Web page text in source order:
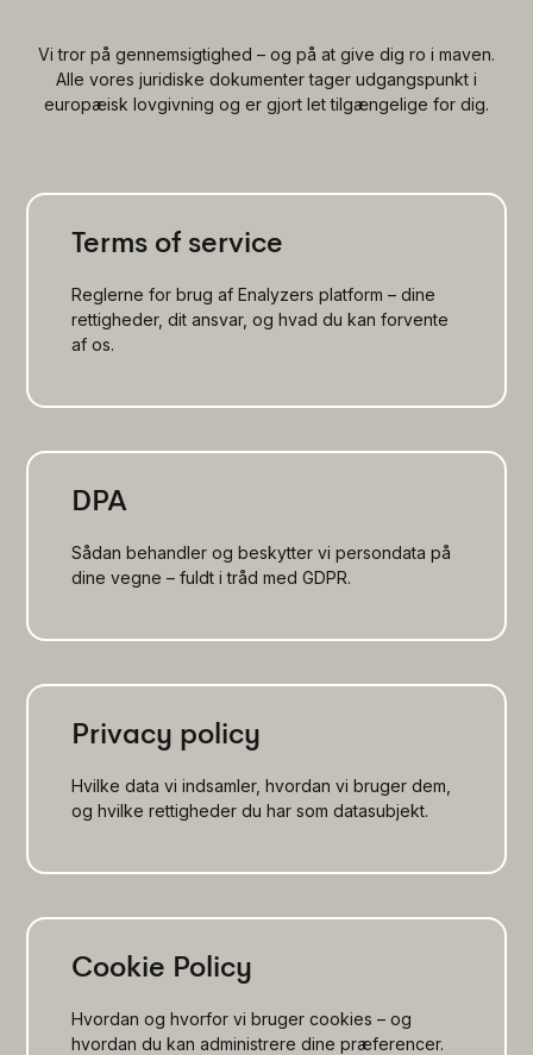
Vi tror på gennemsigtighed – og på at give dig ro i maven.
Alle vores juridiske dokumenter tager udgangspunkt i
europæisk lovgivning og er gjort let tilgængelige for dig.
Terms of service
Reglerne for brug af Enalyzers platform – dine
rettigheder, dit ansvar, og hvad du kan forvente
af os.
DPA
Sådan behandler og beskytter vi persondata på
dine vegne – fuldt i tråd med GDPR.
Privacy policy
Hvilke data vi indsamler, hvordan vi bruger dem,
og hvilke rettigheder du har som datasubjekt.
Cookie Policy
Hvordan og hvorfor vi bruger cookies – og
hvordan du kan administrere dine præferencer.